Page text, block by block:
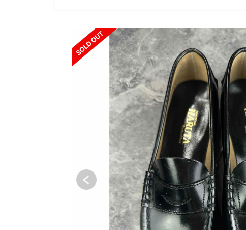
SOLD OUT